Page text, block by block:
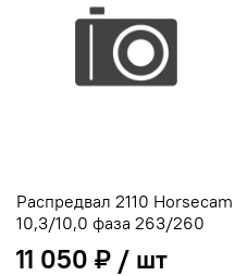
Распредвал 2110 Horsecam
10,3/10,0 фаза 263/260
11 050 ₽